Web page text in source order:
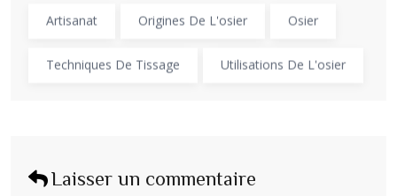
Artisanat Origines De L'osier Osier
Techniques De Tissage Utilisations De L'osier
Laisser un commentaire